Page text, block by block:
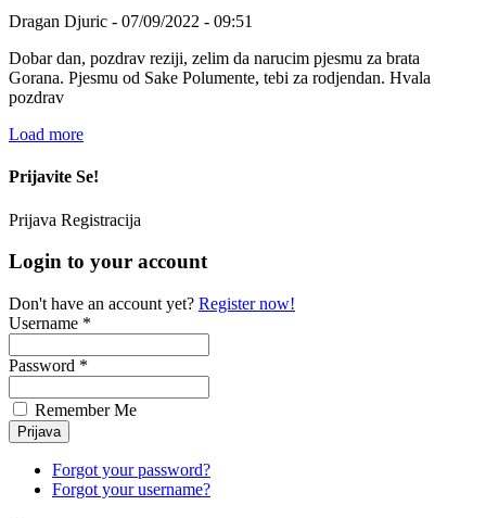
Dragan Djuric - 07/09/2022 - 09:51
Dobar dan, pozdrav reziji, zelim da narucim pjesmu za brata
Gorana. Pjesmu od Sake Polumente, tebi za rodjendan. Hvala
pozdrav
Load more
Prijavite Se!
Prijava Registracija
Login to your account
Don't have an account yet? Register now!
Username *
Password *
Remember Me
Forgot your password?
Forgot your username?